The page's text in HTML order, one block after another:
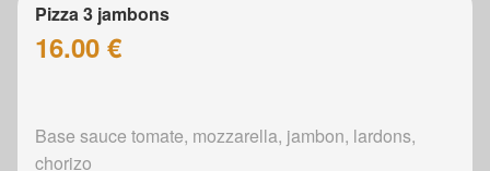
Pizza 3 jambons
16.00 €
Base sauce tomate, mozzarella, jambon, lardons,
chorizo